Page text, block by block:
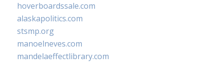
hoverboardssale.com
alaskapolitics.com
stsmp.org
manoelneves.com
mandelaeffectlibrary.com